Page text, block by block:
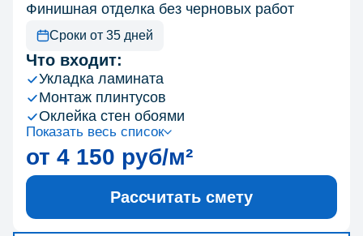
Финишная отделка без черновых работ
Сроки от 35 дней
Что входит:
Укладка ламината
Монтаж плинтусов
Оклейка стен обоями
Показать весь список
от 4 150 руб/м²
Рассчитать смету